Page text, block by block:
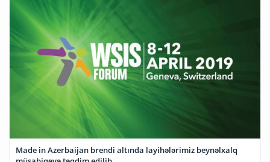
Made in Azerbaijan brendi altında layihələrimiz beynəlxalq